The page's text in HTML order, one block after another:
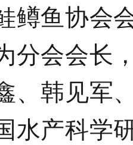
鳟鱼协会
分会会长
、韩见军
水产科学